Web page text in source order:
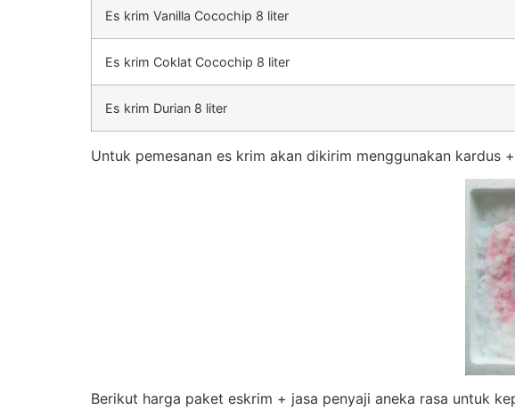
Es krim Vanilla Cocochip 8 liter
Es krim Coklat Cocochip 8 liter
Es krim Durian 8 liter
Untuk pemesanan es krim akan dikirim menggunakan
Berikut harga paket eskrim + jasa penyaji aneka rasa untuk